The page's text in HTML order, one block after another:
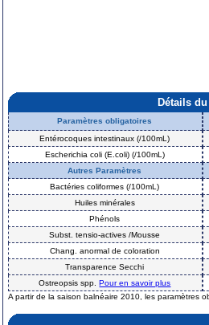
Détails
Paramètres obligatoires
Entérocoques intestinaux (/100mL)
Escherichia coli (E.coli) (/100mL)
Autres Paramètres
Bactéries coliformes (/100mL)
Huiles minérales
Phénols
Subst. tensio-actives /Mousse
Chang. anormal de coloration
Transparence Secchi
Ostreopsis spp.Pour en savoir plus
A partir de la saison balnéaire 2010, les paramètres